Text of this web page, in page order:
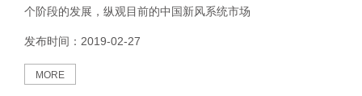
个阶段的发展，纵观目前的中国新风系统市场
发布时间：2019-02-27
MORE